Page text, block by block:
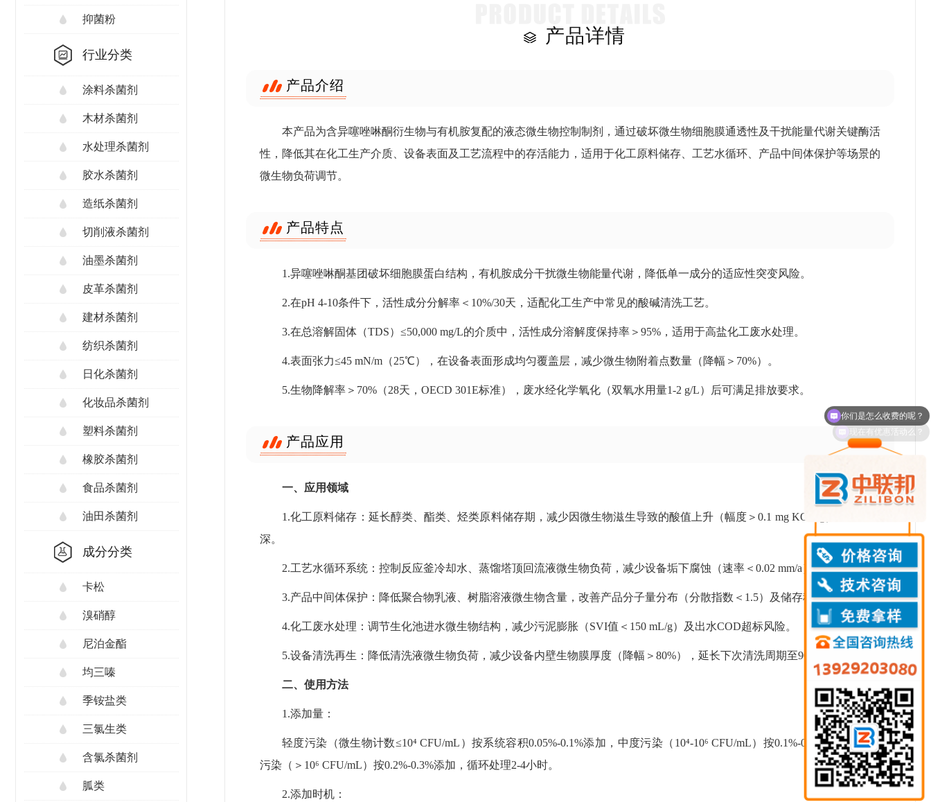
抑菌粉
行业分类
涂料杀菌剂
木材杀菌剂
水处理杀菌剂
胶水杀菌剂
造纸杀菌剂
切削液杀菌剂
油墨杀菌剂
皮革杀菌剂
建材杀菌剂
纺织杀菌剂
日化杀菌剂
化妆品杀菌剂
塑料杀菌剂
橡胶杀菌剂
食品杀菌剂
油田杀菌剂
成分分类
卡松
溴硝醇
尼泊金酯
均三嗪
季铵盐类
三氯生类
含氯杀菌剂
胍类
产品详情
产品介绍
本产品为含异噻唑啉酮衍生物与有机胺复配的液态微生物控制制剂，通过破坏微生物细胞膜通透性及干扰能量代谢关键酶活
性，降低其在化工生产介质、设备表面及工艺流程中的存活能力，适用于化工原料储存、工艺水循环、产品中间体保护等场景的
微生物负荷调节。
产品特点
1.异噻唑啉酮基团破坏细胞膜蛋白结构，有机胺成分干扰微生物能量代谢，降低单一成分的适应性突变风险。
2.在pH 4-10条件下，活性成分分解率＜10%/30天，适配化工生产中常见的酸碱清洗工艺。
3.在总溶解固体（TDS）≤50,000 mg/L的介质中，活性成分溶解度保持率＞95%，适用于高盐化工废水处理。
4.表面张力≤45 mN/m（25℃），在设备表面形成均匀覆盖层，减少微生物附着点数量（降幅＞70%）。
5.生物降解率＞70%（28天，OECD 301E标准），废水经化学氧化（双氧水用量1-2 g/L）后可满足排放要求。
产品应用
一、应用领域
1.化工原料储存：延长醇类、酯类、烃类原料储存期，减少因微生物滋生导致的酸值上升（幅度＞0.1 mg KOH/g）及色泽加
深。
2.工艺水循环系统：控制反应釜冷却水、蒸馏塔顶回流液微生物负荷，减少设备垢下腐蚀（速率＜0.02 mm/a）及工艺波动。
3.产品中间体保护：降低聚合物乳液、树脂溶液微生物含量，改善产品分子量分布（分散指数＜1.5）及储存稳定性。
4.化工废水处理：调节生化池进水微生物结构，减少污泥膨胀（SVI值＜150 mL/g）及出水COD超标风险。
5.设备清洗再生：降低清洗液微生物负荷，减少设备内壁生物膜厚度（降幅＞80%），延长下次清洗周期至90天以上。
二、使用方法
1.添加量：
轻度污染（微生物计数≤10⁴ CFU/mL）按系统容积0.05%-0.1%添加，中度污染（10⁴-10⁶ CFU/mL）按0.1%-0.2%添加，重度
污染（＞10⁶ CFU/mL）按0.2%-0.3%添加，循环处理2-4小时。
2.添加时机：
现在有优惠活动么？